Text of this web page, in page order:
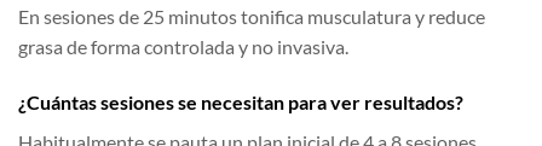
En sesiones de 25 minutos tonifica musculatura y reduce
grasa de forma controlada y no invasiva.
¿Cuántas sesiones se necesitan para ver resultados?